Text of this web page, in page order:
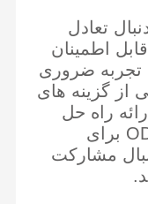
تعادل
اطمینان
تجربه ضروری
از گزینه های
راه حل
های انعطاف پذیر OEM و ODM برای
مشارکت